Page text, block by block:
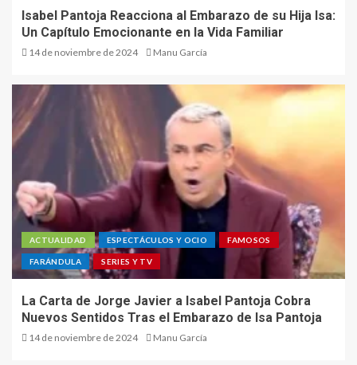
Isabel Pantoja Reacciona al Embarazo de su Hija Isa:
Un Capítulo Emocionante en la Vida Familiar
14 de noviembre de 2024 Manu García
ACTUALIDAD ESPECTÁCULOS Y OCIO FAMOSOS
FARÁNDULA SERIES Y TV
La Carta de Jorge Javier a Isabel Pantoja Cobra
Nuevos Sentidos Tras el Embarazo de Isa Pantoja
14 de noviembre de 2024 Manu García